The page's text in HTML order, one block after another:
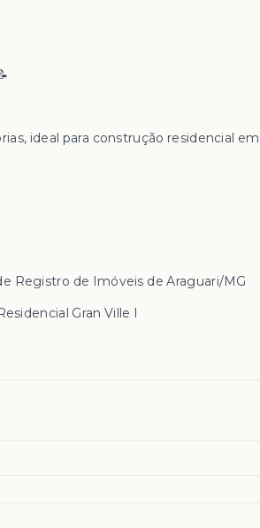
ideal para construção residencial
Registro de Imóveis de Araguari/MG
Gran Ville I